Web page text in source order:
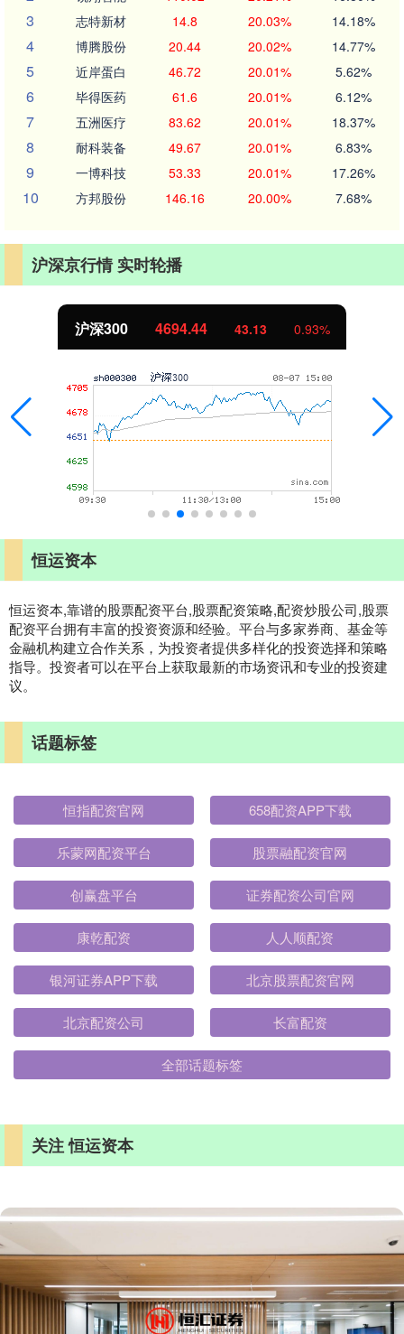
3 志特新材 14.8 20.03% 14.18%
4 博腾股份 20.44 20.02% 14.77%
5 近岸蛋白 46.72 20.01% 5.62%
6 毕得医药 61.6 20.01% 6.12%
7 五洲医疗 83.62 20.01% 18.37%
8 耐科装备 49.67 20.01% 6.83%
9 一博科技 53.33 20.01% 17.26%
10 方邦股份 146.16 20.00% 7.68%
沪深京行情 实时轮播
沪深300 4694.44 43.13 0.93%
恒运资本
恒运资本,靠谱的股票配资平台,股票配资策略,配资炒股公司,股票
配资平台拥有丰富的投资资源和经验。平台与多家券商、基金等
金融机构建立合作关系，为投资者提供多样化的投资选择和策略
指导。投资者可以在平台上获取最新的市场资讯和专业的投资建
议。
话题标签
恒指配资官网 658配资APP下载
乐蒙网配资平台 股票融配资官网
创赢盘平台 证券配资公司官网
康乾配资 人人顺配资
银河证券APP下载 北京股票配资官网
北京配资公司 长富配资
全部话题标签
关注 恒运资本